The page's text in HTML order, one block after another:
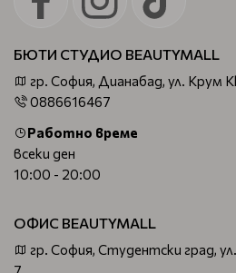
БЮТИ СТУДИО BEAUTYMALL
гр. София, Дианабад, ул. Крум
0886616467
Работно време
всеки ден
10:00 - 20:00
ОФИС BEAUTYMALL
гр. София, Студентски град,